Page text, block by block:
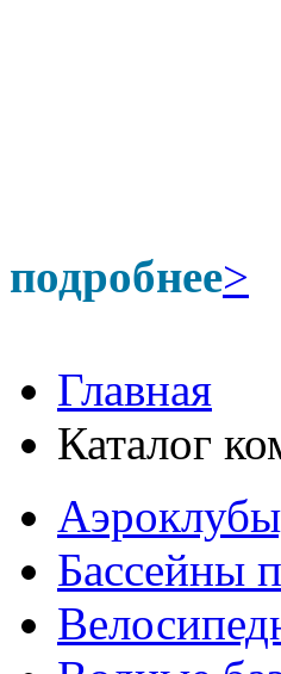
подробнее>
Главная
Каталог
Бассейны